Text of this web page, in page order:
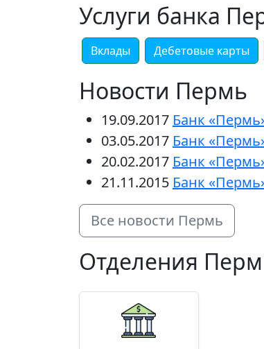
Услуги банка
Вклады Дебетовые карты
Новости Пермь
19.09.2017 Банк
03.05.2017 Банк
20.02.2017 Банк
21.11.2015 Банк
Все новости Пермь
Отделения